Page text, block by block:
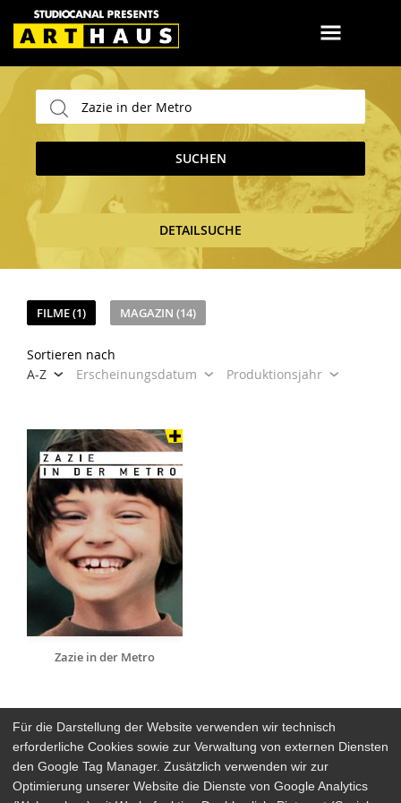
SUCHEN
DETAILSUCHE
FILME (1) MAGAZIN (14)
Sortieren nach
A-Z
Erscheinungsdatum Produktionsjahr
Zazie in der Metro
Arthaus Stores
Für die Darstellung der Website verwenden wir technisch
erforderliche Cookies sowie zur Verwaltung von externen Diensten
den Google Tag Manager. Zusätzlich verwenden wir zur
Optimierung unserer Website die Dienste von Google Analytics